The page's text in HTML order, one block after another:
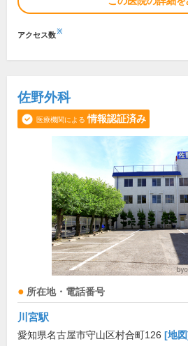
アクセス数※
佐野外科
医療機関による 情報認証済み
所在地・電話番号
川宮駅
愛知県名古屋市守山区村合町126 [地